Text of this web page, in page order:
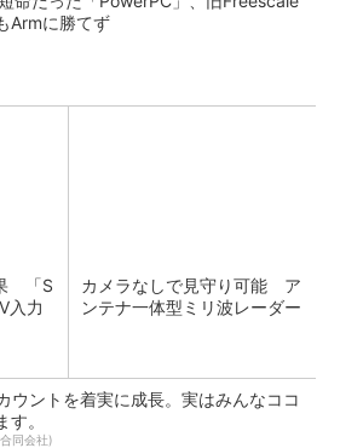
Armに勝てず
「S
入力
カメラなしで見守り可能 ア
ンテナ一体型ミリ波レーダー
ウントを着実に成長。実はみんなココ
す。
同会社)